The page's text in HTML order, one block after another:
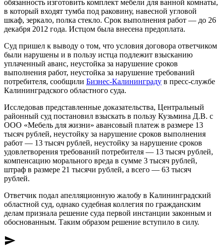
обязанность изготовить комплект мебели для ванной комнаты,
в который входят тумба под раковину, навесной угловой
шкаф, зеркало, полка стекло. Срок выполнения работ — до 26
декабря 2012 года. Истцом была внесена предоплата.
Суд пришел к выводу о том, что условия договора ответчиком
были нарушены и в пользу истца подлежит взысканию
уплаченный аванс, неустойка за нарушение сроков
выполнения работ, неустойка за нарушение требований
потребителя, сообщили Бизнес-Калининграду в пресс-службе
Калининградского областного суда.
Исследовав представленные доказательства, Центральный
районный суд постановил взыскать в пользу Кузьмина Д.В. с
ООО «Мебель для жизни» авансовый платеж в размере 13
тысяч рублей, неустойку за нарушение сроков выполнения
работ — 13 тысяч рублей, неустойку за нарушение сроков
удовлетворения требований потребителя — 13 тысяч рублей,
компенсацию морального вреда в сумме 3 тысяч рублей,
штраф в размере 21 тысячи рублей, а всего — 63 тысяч
рублей.
Ответчик подал апелляционную жалобу в Калининградский
областной суд, однако судебная коллегия по гражданским
делам признала решение суда первой инстанции законным и
обоснованным. Таким образом решение вступило в силу.
send